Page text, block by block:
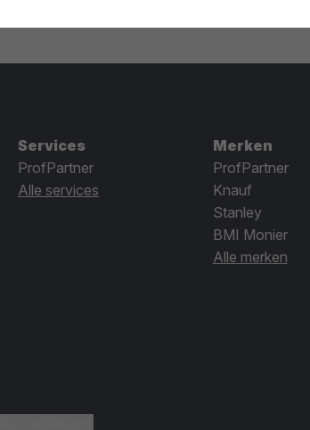
Services
ProfPartner
Alle services
Merken
ProfPartner
Knauf
Stanley
BMI Monier
Alle merken